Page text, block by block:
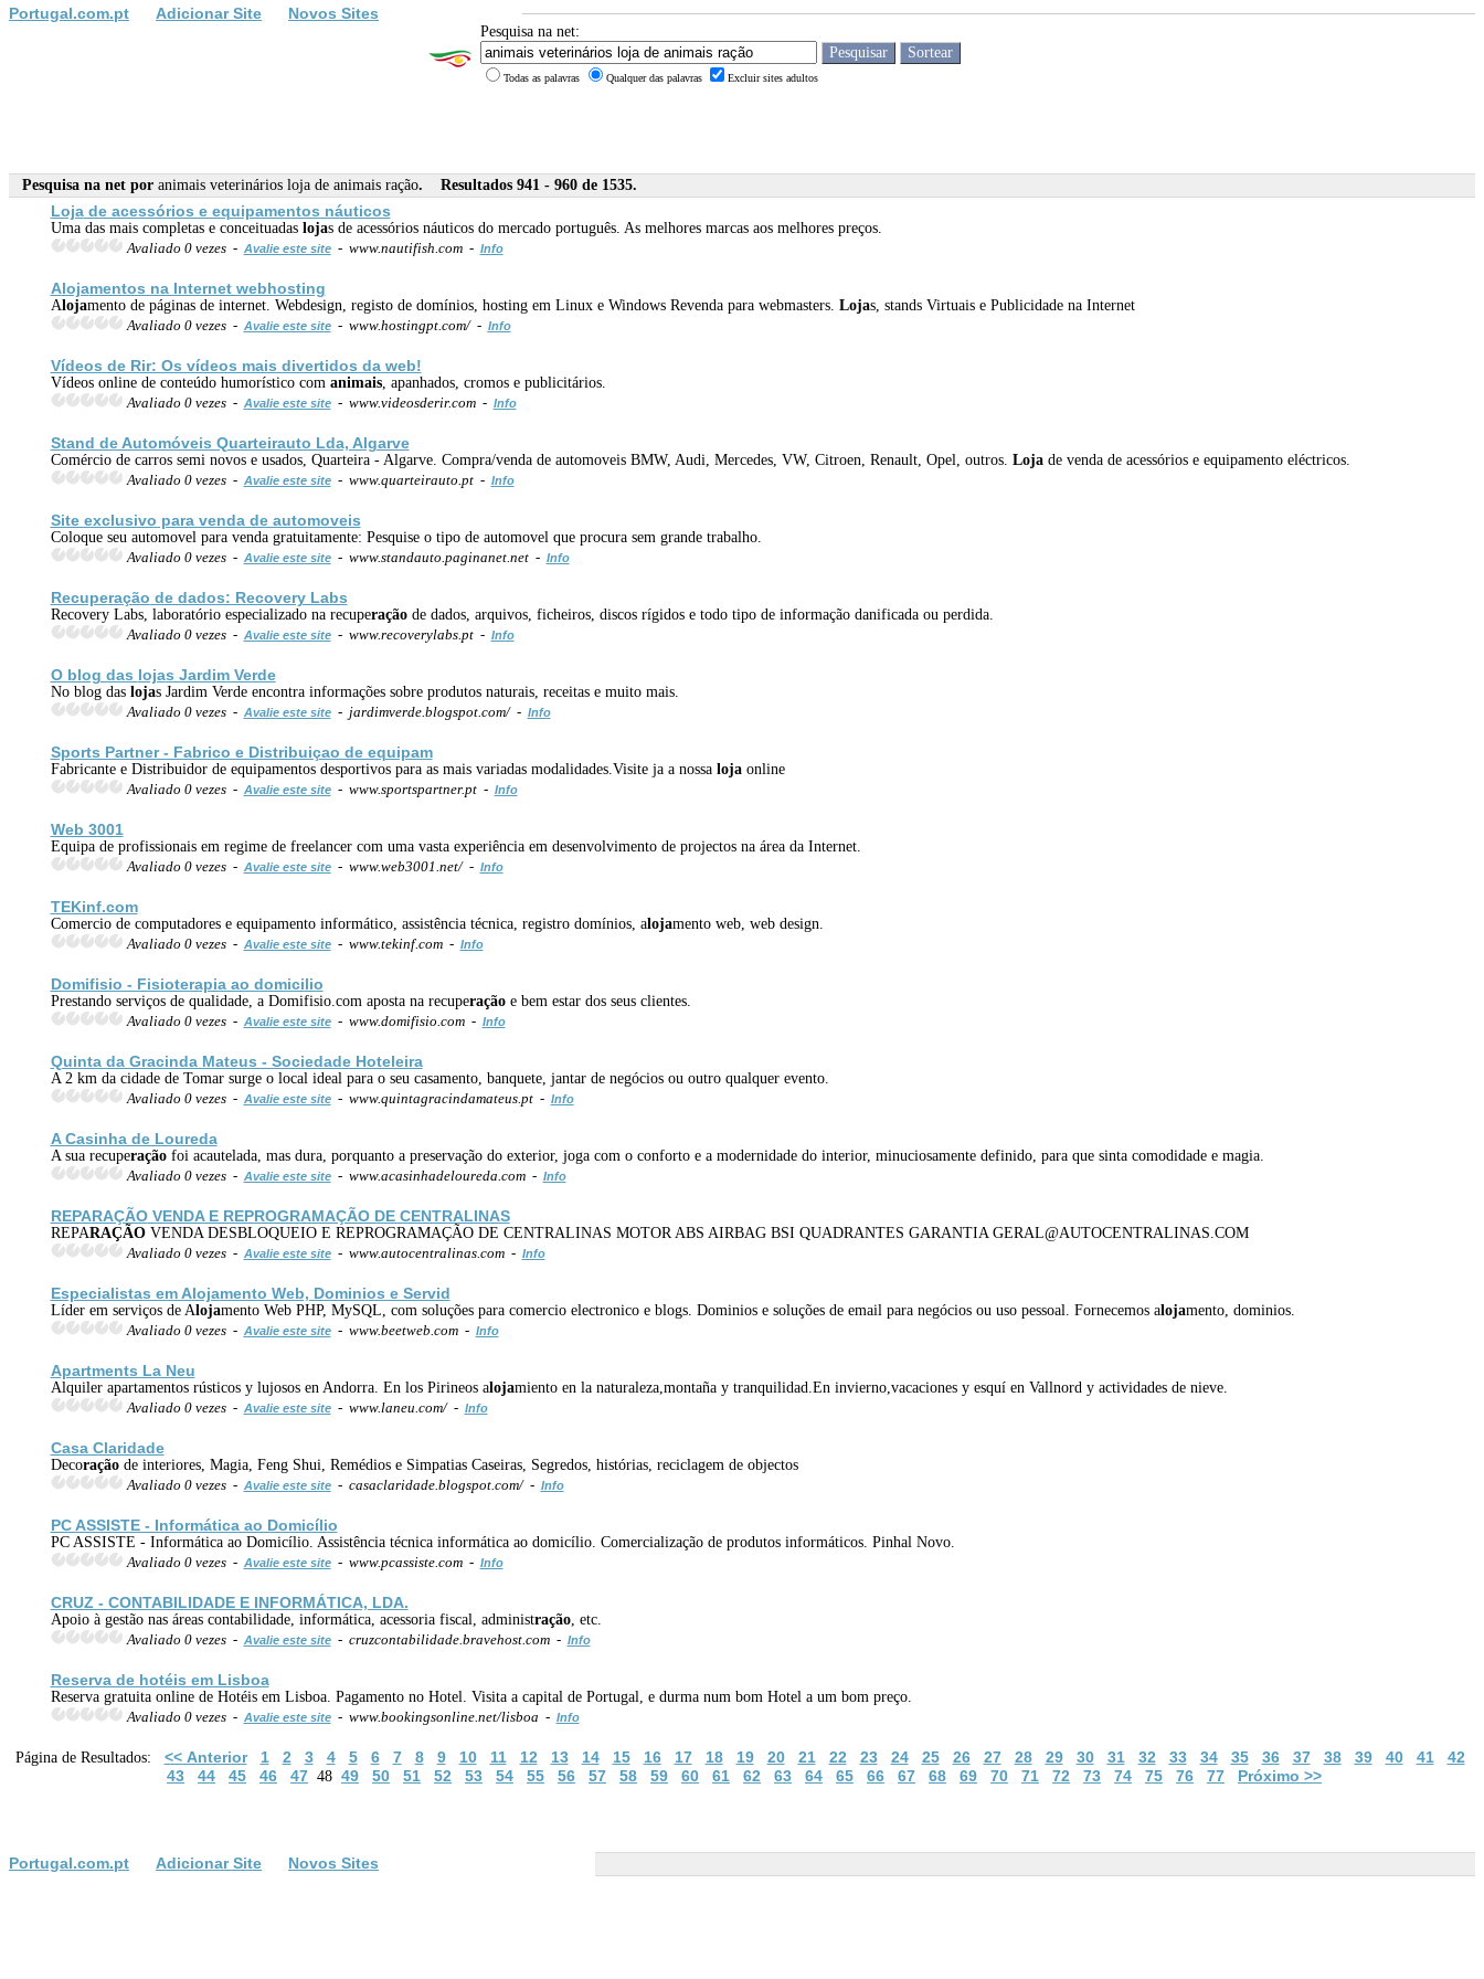
Portugal.com.pt Adicionar Site Novos Sites
Pesquisa na net:
Todas as palavras Qualquer das palavras Excluir sites adultos
Pesquisa na net por animais veterinários loja de animais ração. Resultados 941 - 960 de 1535.
Lojade acessórios e equipamentos náuticos
Uma das mais completas e conceituadas lojas de acessórios náuticos do mercado português. As melhores marcas aos melhores preços.
Avaliado 0 vezes - Avalie este site- www.nautifish.com - Info
Alojamentos na Internet webhosting
Alojamento de páginas de internet. Webdesign, registo de domínios, hosting em Linux e Windows Revenda para webmasters. Lojas, stands Virtuais e Publicidade na Internet
Avaliado 0 vezes - Avalie este site- www.hostingpt.com/ - Info
Vídeos de Rir: Os vídeos mais divertidos da web!
Vídeos online de conteúdo humorístico com animais, apanhados, cromos e publicitários.
Avaliado 0 vezes - Avalie este site- www.videosderir.com - Info
Stand de Automóveis Quarteirauto Lda, Algarve
Comércio de carros semi novos e usados, Quarteira - Algarve. Compra/venda de automoveis BMW, Audi, Mercedes, VW, Citroen, Renault, Opel, outros. Lojade venda de acessórios e equipamento eléctricos.
Avaliado 0 vezes - Avalie este site- www.quarteirauto.pt - Info
Site exclusivo para venda de automoveis
Coloque seu automovel para venda gratuitamente: Pesquise o tipo de automovel que procura sem grande trabalho.
Avaliado 0 vezes - Avalie este site- www.standauto.paginanet.net - Info
Recuperação de dados: Recovery Labs
Recovery Labs, laboratório especializado na recuperaçãode dados, arquivos, ficheiros, discos rígidos e todo tipo de informação danificada ou perdida.
Avaliado 0 vezes - Avalie este site- www.recoverylabs.pt - Info
O blog das lojas Jardim Verde
No blog das lojas Jardim Verde encontra informações sobre produtos naturais, receitas e muito mais.
Avaliado 0 vezes - Avalie este site- jardimverde.blogspot.com/ - Info
Sports Partner - Fabrico e Distribuiçao de equipam
Fabricante e Distribuidor de equipamentos desportivos para as mais variadas modalidades.Visite ja a nossa lojaonline
Avaliado 0 vezes - Avalie este site- www.sportspartner.pt - Info
Web 3001
Equipa de profissionais em regime de freelancer com uma vasta experiência em desenvolvimento de projectos na área da Internet.
Avaliado 0 vezes - Avalie este site- www.web3001.net/ - Info
TEKinf.com
Comercio de computadores e equipamento informático, assistência técnica, registro domínios, alojamento web, web design.
Avaliado 0 vezes - Avalie este site- www.tekinf.com - Info
Domifisio - Fisioterapia ao domicilio
Prestando serviços de qualidade, a Domifisio.com aposta na recuperaçãoe bem estar dos seus clientes.
Avaliado 0 vezes - Avalie este site- www.domifisio.com - Info
Quinta da Gracinda Mateus - Sociedade Hoteleira
A 2 km da cidade de Tomar surge o local ideal para o seu casamento, banquete, jantar de negócios ou outro qualquer evento.
Avaliado 0 vezes - Avalie este site- www.quintagracindamateus.pt - Info
A Casinha de Loureda
A sua recuperaçãofoi acautelada, mas dura, porquanto a preservação do exterior, joga com o conforto e a modernidade do interior, minuciosamente definido, para que sinta comodidade e magia.
Avaliado 0 vezes - Avalie este site- www.acasinhadeloureda.com - Info
REPARAÇÃOVENDA E REPROGRAMAÇÃO DE CENTRALINAS
REPARAÇÃOVENDA DESBLOQUEIO E REPROGRAMAÇÃO DE CENTRALINAS MOTOR ABS AIRBAG BSI QUADRANTES GARANTIA GERAL@AUTOCENTRALINAS.COM
Avaliado 0 vezes - Avalie este site- www.autocentralinas.com - Info
Especialistas em Alojamento Web, Dominios e Servid
Líder em serviços de Alojamento Web PHP, MySQL, com soluções para comercio electronico e blogs. Dominios e soluções de email para negócios ou uso pessoal. Fornecemos alojamento, dominios.
Avaliado 0 vezes - Avalie este site- www.beetweb.com - Info
Apartments La Neu
Alquiler apartamentos rústicos y lujosos en Andorra. En los Pirineos alojamiento en la naturaleza,montaña y tranquilidad.En invierno,vacaciones y esquí en Vallnord y actividades de nieve.
Avaliado 0 vezes - Avalie este site- www.laneu.com/ - Info
Casa Claridade
Decoraçãode interiores, Magia, Feng Shui, Remédios e Simpatias Caseiras, Segredos, histórias, reciclagem de objectos
Avaliado 0 vezes - Avalie este site- casaclaridade.blogspot.com/ - Info
PC ASSISTE - Informática ao Domicílio
PC ASSISTE - Informática ao Domicílio. Assistência técnica informática ao domicílio. Comercialização de produtos informáticos. Pinhal Novo.
Avaliado 0 vezes - Avalie este site- www.pcassiste.com - Info
CRUZ - CONTABILIDADE E INFORMÁTICA, LDA.
Apoio à gestão nas áreas contabilidade, informática, acessoria fiscal, administração, etc.
Avaliado 0 vezes - Avalie este site- cruzcontabilidade.bravehost.com - Info
Reserva de hotéis em Lisboa
Reserva gratuita online de Hotéis em Lisboa. Pagamento no Hotel. Visita a capital de Portugal, e durma num bom Hotel a um bom preço.
Avaliado 0 vezes - Avalie este site- www.bookingsonline.net/lisboa - Info
Página de Resultados: << Anterior 1 2 3 4 5 6 7 8 9 10 11 12 13 14 15 16 17 18 19 20 21 22 23 24 25 26 27 28 29 30 31 32 33 34 35 36 37 38 39 40 41
42
43
44 45 46 47 48 49 50 51 52 53 54 55 56 57 58 59 60 61 62 63 64 65 66 67 68 69 70 71 72 73 74 75 76 77 Próximo >>
Portugal.com.pt Adicionar Site Novos Sites